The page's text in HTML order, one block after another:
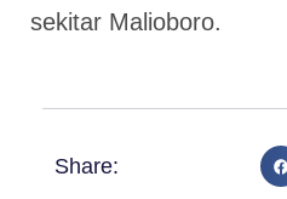
sekitar Malioboro.
Share: